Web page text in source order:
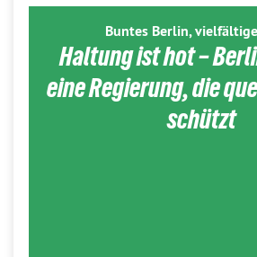
Buntes Berlin,
Haltung ist hot –
eine Regierung, die
schützt